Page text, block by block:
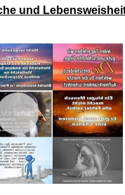
Rolipo Dampfreiniger
Handger&a...
und
Vorschau